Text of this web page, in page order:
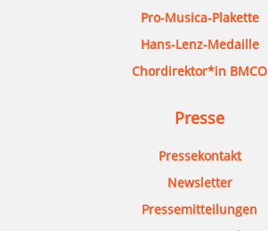
Pro-Musica-Plakette
Hans-Lenz-Medaille
Chordirektor*in BMCO
Presse
Pressekontakt
Newsletter
Pressemitteilungen